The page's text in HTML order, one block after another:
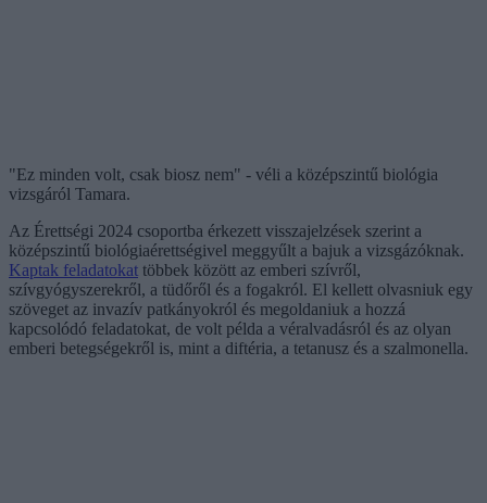
"Ez minden volt, csak biosz nem" - véli a középszintű biológia
vizsgáról Tamara.
Az Érettségi 2024 csoportba érkezett visszajelzések szerint a
középszintű biológiaérettségivel meggyűlt a bajuk a vizsgázóknak.
Kaptak feladatokat többek között az emberi szívről,
szívgyógyszerekről, a tüdőről és a fogakról. El kellett olvasniuk egy
szöveget az invazív patkányokról és megoldaniuk a hozzá
kapcsolódó feladatokat, de volt példa a véralvadásról és az olyan
emberi betegségekről is, mint a diftéria, a tetanusz és a szalmonella.